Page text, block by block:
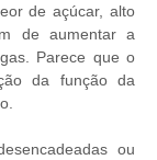
de açúcar, alto
de aumentar a
Parece que o
da função da
ou